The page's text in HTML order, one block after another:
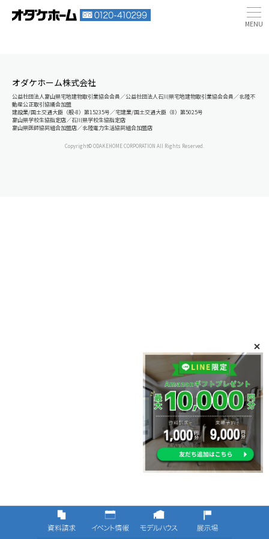
オダケホーム株式会社
公益社団法人富山県宅地建物取引業協会会員／公益社団法人石川県宅地建物取引業協会会員／北陸不
動産公正取引協議会加盟
建設業/国土交通大臣（般-8）第15235号／宅建業/国土交通大臣（8）第5025号
富山県学校生協指定店／石川県学校生協指定店
富山県医師協同組合加盟店／北陸電力生活協同組合加盟店
Copyright© ODAKEHOME CORPORATION All Rights Reserved.